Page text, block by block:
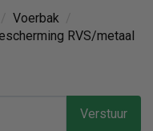
Voerbak
RVS/metaal
Verstuur